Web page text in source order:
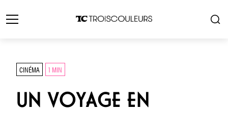
CINÉMA 1 MIN
UN VOYAGE EN